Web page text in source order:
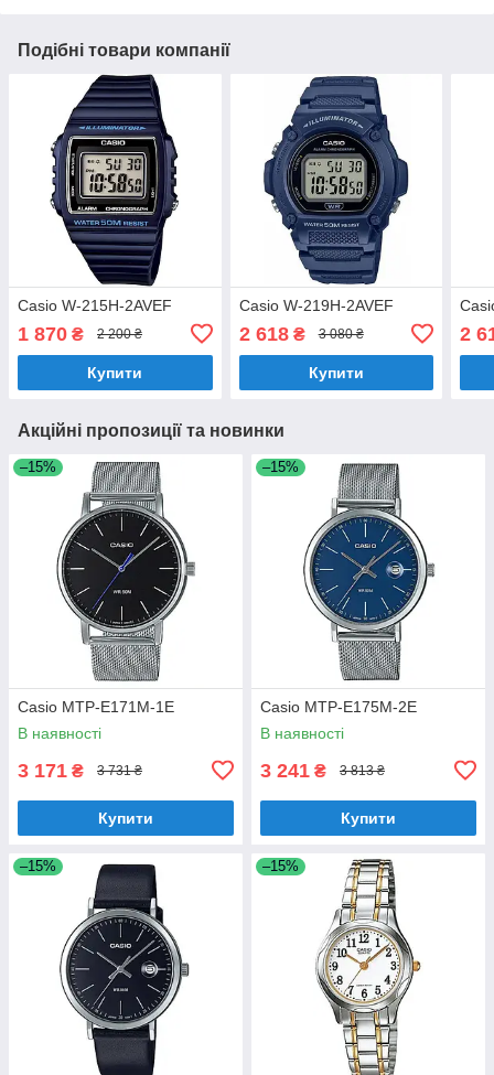
Подібні товари компанії
Casio W-215H-2AVEF
1 870 ₴ 2 200 ₴
Купити
Casio W-219H-2AVEF
2 618₴ 3 080 ₴
Купити
2
Акційні пропозиції та новинки
–15%
Casio MTP-E171M-1E
В наявності
3 171 ₴ 3 731 ₴
Купити
–15%
Casio MTP-E175M-2E
В наявності
3 241 ₴ 3 813 ₴
Купити
–15% –15%